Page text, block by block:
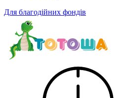
Для благодійних фондів